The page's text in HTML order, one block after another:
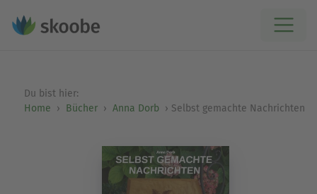
Du bist hier:
Home
Bücher Anna Dorb Selbst gemachte Nachrichten